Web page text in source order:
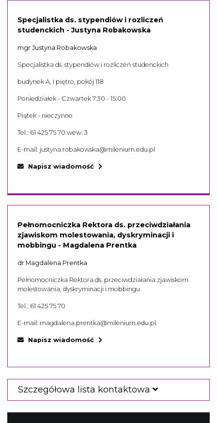
Specjalistka ds. stypendiów i rozliczeń
studenckich - Justyna Robakowska
mgr Justyna Robakowska
Specjalistka ds. stypendiów i rozliczeń studenckich
budynek A, I piętro, pokój 118
Poniedziałek - Czwartek 7:30 - 15:00
Piątek - nieczynne
Tel.: 61 425 75 70 wew. 3
E-mail: justyna.robakowska@milenium.edu.pl
Napisz wiadomość
Pełnomocniczka Rektora ds. przeciwdziałania
zjawiskom molestowania, dyskryminacji i
mobbingu - Magdalena Prentka
dr Magdalena Prentka
Pełnomocniczka Rektora ds. przeciwdziałania zjawiskom
molestowania, dyskryminacji i mobbingu
Tel.: 61 425 75 70
E-mail: magdalena.prentka@milenium.edu.pl
Napisz wiadomość
Szczegółowa lista kontaktowa